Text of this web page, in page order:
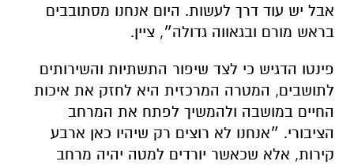
אבל יש עוד דרך לעשות. היום אנחנו מסתובבים
בראש מורם ובגאווה גדולה״, ציין.
פינטו הדגיש כי לצד שיפור התשתיות והשירותים
לתושבים, המטרה המרכזית היא לחזק את איכות
החיים במושבה ולהמשיך לפתח את המרחב
הציבורי. ״אנחנו לא רוצים רק שיהיו כאן ארבע
קירות, אלא שכאשר יורדים למטה יהיה מרחב